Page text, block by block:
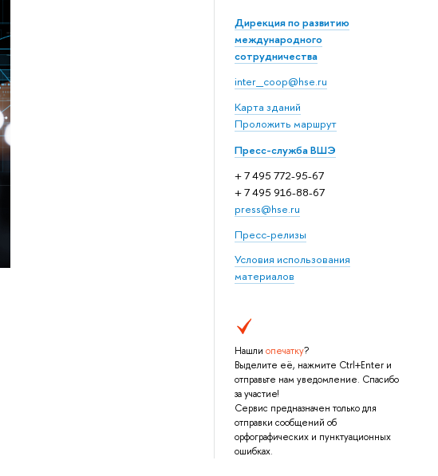
Дирекция по развитию
международного
сотрудничества
inter_coop@hse.ru
Карта зданий
Проложить маршрут
Пресс-служба ВШЭ
+ 7 495 772-95-67
+ 7 495 916-88-67
press@hse.ru
Пресс-релизы
Условия использования
материалов
Нашли опечатку?
Выделите её, нажмите Ctrl+Enter и
отправьте нам уведомление. Спасибо
за участие!
Сервис предназначен только для
отправки сообщений об
орфографических и пунктуационных
ошибках.